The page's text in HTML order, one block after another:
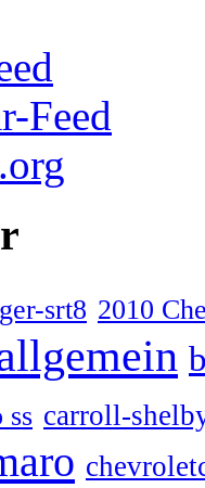
Feed
srt8 2010
ss carroll-